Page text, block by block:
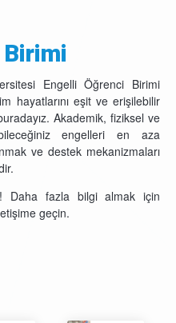
Engelli Öğrenci Birimi
hayatlarını eşit ve erişilebilir
Akademik, fiziksel ve
engelleri en aza
ve destek mekanizmaları
Daha fazla bilgi almak için
geçin.